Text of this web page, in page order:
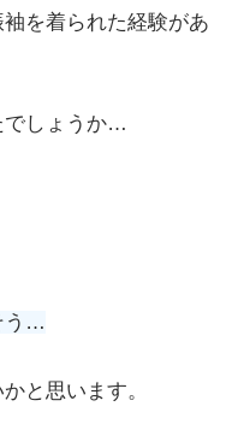
を着られた経験があ
でしょうか…
う…
と思います。